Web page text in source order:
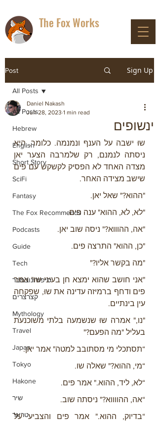
The Fox Works
Post Sign Up
All Posts
Hebrew
English
Short Story
SciFi
Fantasy
The Fox Recommends
Podcasts
Guide
Tech
סיפורונובמבר
קצרצרים
Mythology
Travel
Japan
Tokyo
Hakone
שיר
טריגר
All Posts
ינשופים
Daniel Nakash
Jun 28, 2023 1 min read
שוּ ישבה על הענף ונמנמה. כלומר, היא
מצדה האחד לא הפסיק לקשקש עם פים
שישב מצידה האחר.
"ההוא?" שאל יאן.
"לא, לא, ההוא" ענה פים.
"אה, ההוווא?" ניסה שוב יאן.
"כן, ההוא" התרצה פים.
"מה בקשר אליו?"
"אני חושב שהוא ימצא חן בעיני שוּ" אמר
עין בינתיים.
בעליל "מה הפעם?"
“תסתכלי מי מסתובב למטה" אמר יאן.
“מי, ההוא?" שאלה שו.
“לא, ליד, ההוא." אמר פים.
“אה, ההווווא?" ניסתה שוב.
“בדיוק, ההוא." אמר פים והצביע על